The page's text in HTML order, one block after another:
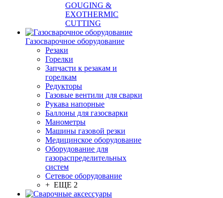
GOUGING &
EXOTHERMIC
CUTTING
Газосварочное оборудование
Резаки
Горелки
Запчасти к резакам и
горелкам
Редукторы
Газовые вентили для сварки
Рукава напорные
Баллоны для газосварки
Манометры
Машины газовой резки
Медицинское оборудование
Оборудование для
газораспределительных
систем
Сетевое оборудование
+ ЕЩЕ 2